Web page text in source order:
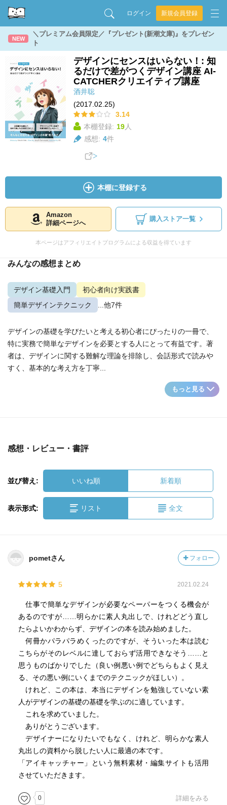
ログイン 新規会員登録
NEW
＼プレミアム会員限定／『プレゼント(新潮文庫)』をプレゼン
ト
デザインにセンスはいらない！: 知
るだけで差がつくデザイン講座 AI-
CATCHERクリエイティブ講座
酒井聡
(2017.02.25)
3.14
本棚登録: 19人
感想: 4件
本棚に登録する
Amazon
詳細ページへ
購入ストア一覧
本ページはアフィリエイトプログラムによる収益を得ています
みんなの感想まとめ
デザイン基礎入門
初心者向け実践書
簡単デザインテクニック
...他7件
デザインの基礎を学びたいと考える初心者にぴったりの一冊で、
特に実務で簡単なデザインを必要とする人にとって有益です。著
者は、デザインに関する難解な理論を排除し、会話形式で読みや
すく、基本的な考え方を丁寧...
もっと見る
感想・レビュー・書評
並び替え: いいね順 新着順
表示形式: リスト 全文
pometさん フォロー
5 2021.02.24
仕事で簡単なデザインが必要なペーパーをつくる機会が
あるのですが……明らかに素人丸出しで、けれどどう直し
たらよいかわからず、デザインの本を読み始めました。
何冊かパラパラめくったのですが、そういった本は読む
こちらがそのレベルに達しておらず活用できなそう……と
思うものばかりでした（良い例悪い例でどちらもよく見え
る、その悪い例にいくまでのテクニックがほしい）。
けれど、この本は、本当にデザインを勉強していない素
人がデザインの基礎の基礎を学ぶのに適しています。
これを求めていました。
ありがとうございます。
デザイナーになりたいでもなく、けれど、明らかな素人
丸出しの資料から脱したい人に最適の本です。
「アイキャッチャー」という無料素材・編集サイトも活用
させていただきます。
0 詳細をみる